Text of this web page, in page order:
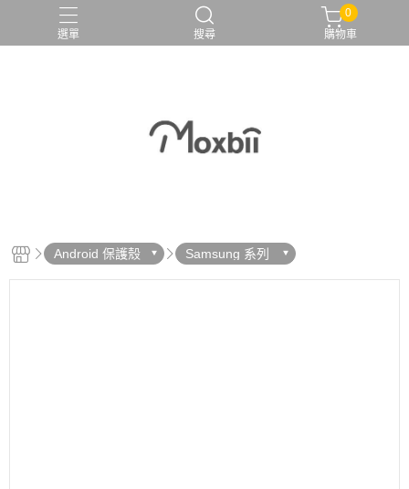
選單 搜尋
0
購物車
Android 保護殼 Samsung 系列